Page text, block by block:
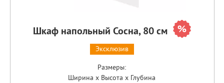
Шкаф напольный Сосна, 80 см
Эксклюзив
Размеры:
Ширина x Высота x Глубина